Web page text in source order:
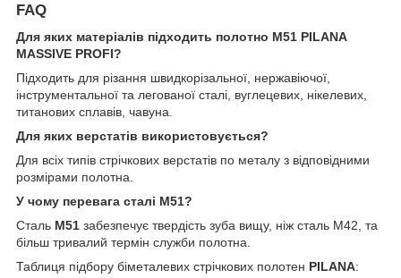
FAQ
Для яких матеріалів підходить полотно М51 PILANA
MASSIVE PROFI?
Підходить для різання швидкорізальної, нержавіючої,
інструментальної та легованої сталі, вуглецевих, нікелевих,
титанових сплавів, чавуна.
Для яких верстатів використовується?
Для всіх типів стрічкових верстатів по металу з відповідними
розмірами полотна.
У чому перевага сталі M51?
Сталь M51 забезпечує твердість зуба вищу, ніж сталь М42, та
більш тривалий термін служби полотна.
Таблиця підбору біметалевих стрічкових полотен PILANA: